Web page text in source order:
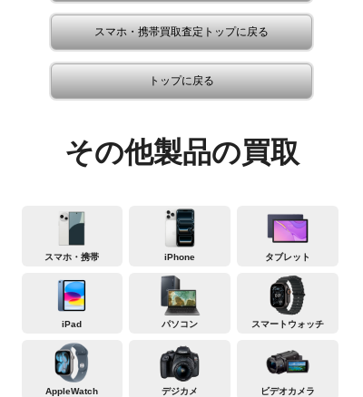
スマホ・携帯買取査定トップに戻る
トップに戻る
その他製品の買取
スマホ・携帯 iPhone タブレット
iPad パソコン スマートウォッチ
AppleWatch デジカメ ビデオカメラ